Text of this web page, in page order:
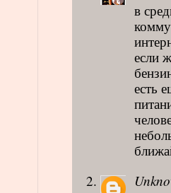
в
если
есть